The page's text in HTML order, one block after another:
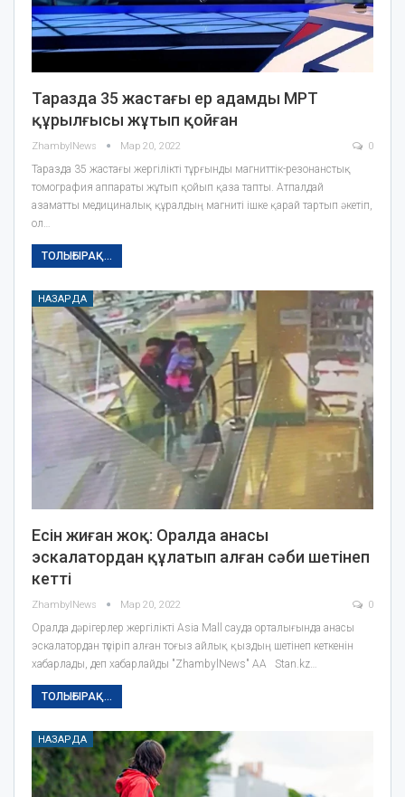
Таразда 35 жастағы ер адамды МРТ
құрылғысы жұтып қойған
ZhambylNews Мар 20, 2022 0
Таразда 35 жастағы жергілікті тұрғынды магниттік-резонанстық
томография аппараты жұтып қойып қаза тапты. Атпалдай
азаматты медициналық құралдың магниті ішке қарай тартып әкетіп,
ол…
ТОЛЫҒЫРАҚ...
НАЗАРДА
Есін жиған жоқ: Оралда анасы
эскалатордан құлатып алған сәби шетінеп
кетті
ZhambylNews Мар 20, 2022 0
Оралда дәрігерлер жергілікті Asia Mall сауда орталығында анасы
эскалатордан түсіріп алған тоғыз айлық қыздың шетінеп кеткенін
хабарлады, деп хабарлайды "ZhambylNews" АА Stan.kz…
ТОЛЫҒЫРАҚ...
НАЗАРДА